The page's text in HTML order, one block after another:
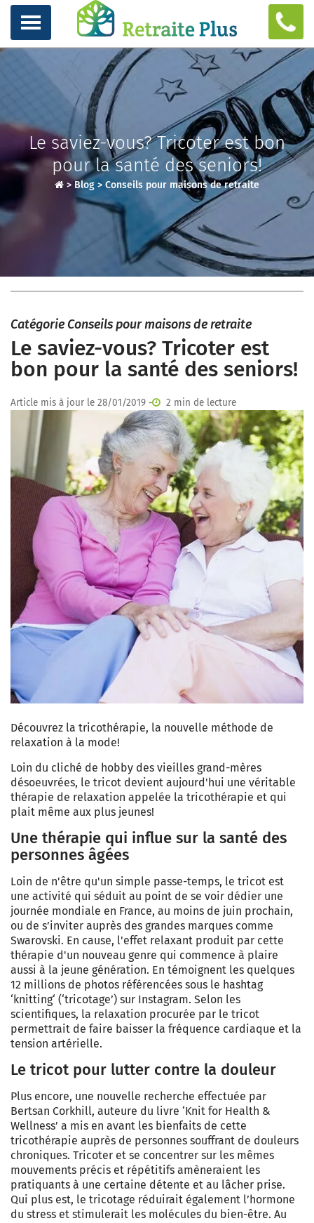
Le saviez-vous? Tricoter est bon
pour la santé des seniors!
> Blog > Conseils pour maisons de retraite
Catégorie Conseils pour maisons de retraite
Le saviez-vous? Tricoter est
bon pour la santé des seniors!
Article mis à jour le 28/01/2019 - 2 min de lecture
Découvrez la tricothérapie, la nouvelle méthode de
relaxation à la mode!
Loin du cliché de hobby des vieilles grand-mères
désoeuvrées, le tricot devient aujourd'hui une véritable
thérapie de relaxation appelée la tricothérapie et qui
plait même aux plus jeunes!
Une thérapie qui influe sur la santé des
personnes âgées
Loin de n'être qu'un simple passe-temps, le tricot est
une activité qui séduit au point de se voir dédier une
journée mondiale en France, au moins de juin prochain,
ou de s’inviter auprès des grandes marques comme
Swarovski. En cause, l'effet relaxant produit par cette
thérapie d'un nouveau genre qui commence à plaire
aussi à la jeune génération. En témoignent les quelques
12 millions de photos référencées sous le hashtag
‘knitting‘ (‘tricotage’) sur Instagram. Selon les
scientifiques, la relaxation procurée par le tricot
permettrait de faire baisser la fréquence cardiaque et la
tension artérielle.
Le tricot pour lutter contre la douleur
Plus encore, une nouvelle recherche effectuée par
Bertsan Corkhill, auteure du livre ‘Knit for Health &
Wellness’ a mis en avant les bienfaits de cette
tricothérapie auprès de personnes souffrant de douleurs
chroniques. Tricoter et se concentrer sur les mêmes
mouvements précis et répétitifs amèneraient les
pratiquants à une certaine détente et au lâcher prise.
Qui plus est, le tricotage réduirait également l’hormone
du stress et stimulerait les molécules du bien-être. Au